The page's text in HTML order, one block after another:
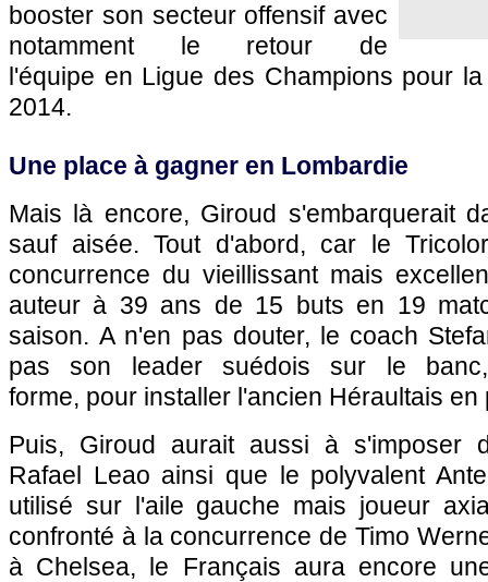
booster son secteur offensif avec
notamment le retour de
l'équipe en Ligue des Champions pour
2014.
Une place à gagner en Lombardie
Mais là encore, Giroud s'embarquerait
sauf aisée. Tout d'abord, car le
concurrence du vieillissant mais
auteur à 39 ans de 15 buts en 19
saison. A n'en pas douter, le coach
pas son leader suédois sur le
forme, pour installer l'ancien Héraultais en
Puis, Giroud aurait aussi à s'imposer
Rafael Leao ainsi que le polyvalent
utilisé sur l'aile gauche mais joueur
confronté à la concurrence de Timo
à Chelsea, le Français aura encore